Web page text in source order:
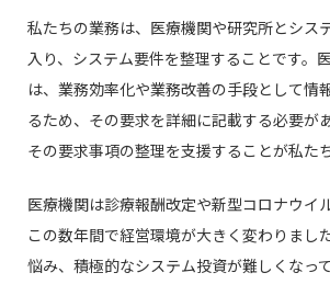
私たちの業務は、医療機関や研究所とシス
入り、システム要件を整理することです。
は、業務効率化や業務改善の手段として情
るため、その要求を詳細に記載する必要が
その要求事項の整理を支援することが私た
医療機関は診療報酬改定や新型コロナウイ
この数年間で経営環境が大きく変わりまし
悩み、積極的なシステム投資が難しくなっ